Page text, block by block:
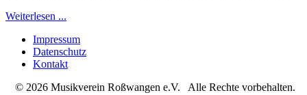
Weiterlesen ...
Impressum
Datenschutz
Kontakt
© 2026 Musikverein Roßwangen e.V. Alle Rechte vorbehalten.